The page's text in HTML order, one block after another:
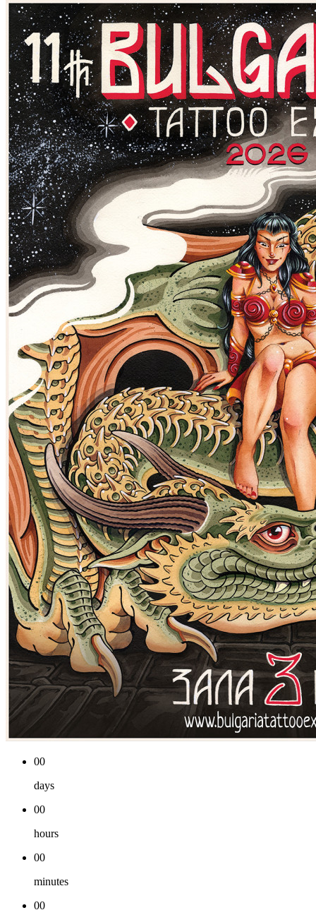
00
days
00
hours
00
minutes
00